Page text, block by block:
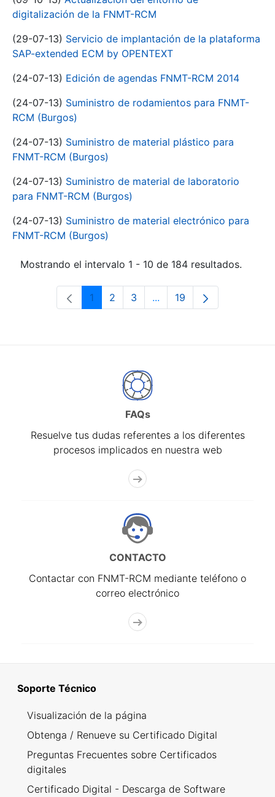
digitalización de la FNMT-RCM
(29-07-13) Servicio de implantación de la plataforma
SAP-extended ECM by OPENTEXT
(24-07-13) Edición de agendas FNMT-RCM 2014
(24-07-13) Suministro de rodamientos para FNMT-
RCM (Burgos)
(24-07-13) Suministro de material plástico para
FNMT-RCM (Burgos)
(24-07-13) Suministro de material de laboratorio
para FNMT-RCM (Burgos)
(24-07-13) Suministro de material electrónico para
FNMT-RCM (Burgos)
Mostrando el intervalo 1 - 10 de 184 resultados.
Página
1 Página
2 Página
3 ...Páginas intermedias Use
Página
19
FAQs
Resuelve tus dudas referentes a los diferentes
procesos implicados en nuestra web
CONTACTO
Contactar con FNMT-RCM mediante teléfono o
correo electrónico
Soporte Técnico
Visualización de la página
Obtenga / Renueve su Certificado Digital
Preguntas Frecuentes sobre Certificados
digitales
Certificado Digital - Descarga de Software